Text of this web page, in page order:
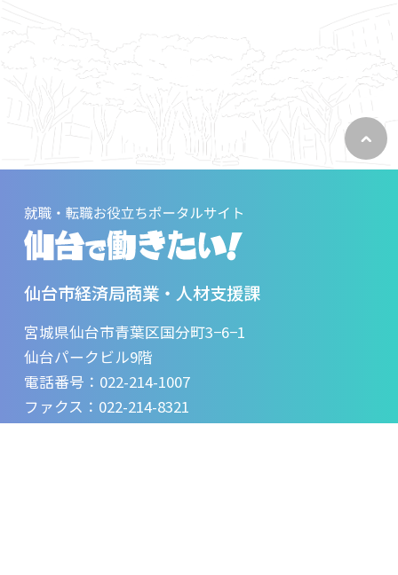
ペ
ー
ジ
仙台市経済局商業・人材支援課
宮城県仙台市青葉区国分町3−6−1
仙台パークビル9階
電話番号： 022-214-1007
ファクス：022-214-8321